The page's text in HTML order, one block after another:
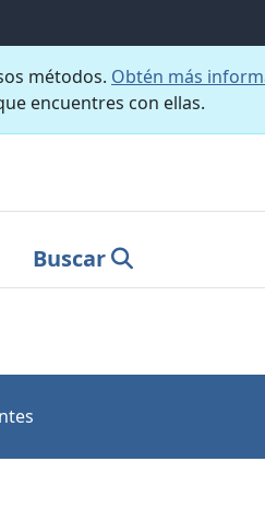
métodos. Obtén más
encuentres con ellas.
Buscar